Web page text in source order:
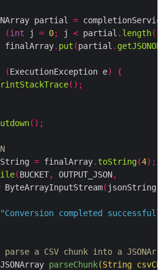
partial
= completionService
(int j = 0; j < partial . length();
finalArray
. put (partial .
(ExecutionException e)
{
();
();
= finalArray. toString(4);
(BUCKET, OUTPUT_JSON,
ByteArrayInputStream( jsonString
"Conversion completed
a CSV chunk into a
JSONArray parseChunk(String